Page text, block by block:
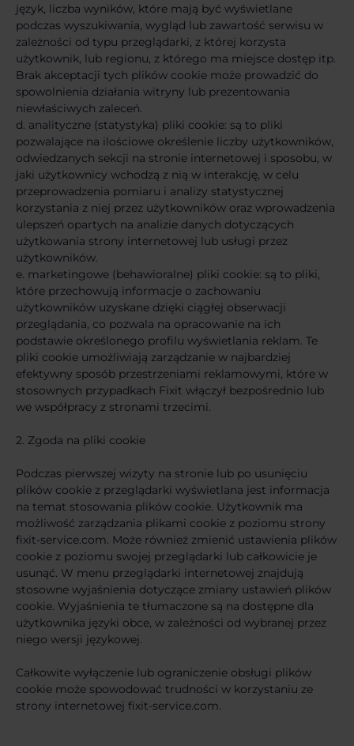
język, liczba wyników, które mają być wyświetlane
podczas wyszukiwania, wygląd lub zawartość serwisu w
zależności od typu przeglądarki, z której korzysta
użytkownik, lub regionu, z którego ma miejsce dostęp itp.
Brak akceptacji tych plików cookie może prowadzić do
spowolnienia działania witryny lub prezentowania
niewłaściwych zaleceń.
d. analityczne (statystyka) pliki cookie: są to pliki
pozwalające na ilościowe określenie liczby użytkowników,
odwiedzanych sekcji na stronie internetowej i sposobu, w
jaki użytkownicy wchodzą z nią w interakcję, w celu
przeprowadzenia pomiaru i analizy statystycznej
korzystania z niej przez użytkowników oraz wprowadzenia
ulepszeń opartych na analizie danych dotyczących
użytkowania strony internetowej lub usługi przez
użytkowników.
e. marketingowe (behawioralne) pliki cookie: są to pliki,
które przechowują informacje o zachowaniu
użytkowników uzyskane dzięki ciągłej obserwacji
przeglądania, co pozwala na opracowanie na ich
podstawie określonego profilu wyświetlania reklam. Te
pliki cookie umożliwiają zarządzanie w najbardziej
efektywny sposób przestrzeniami reklamowymi, które w
stosownych przypadkach Fixit włączył bezpośrednio lub
we współpracy z stronami trzecimi.
2. Zgoda na pliki cookie
Podczas pierwszej wizyty na stronie lub po usunięciu
plików cookie z przeglądarki wyświetlana jest informacja
na temat stosowania plików cookie. Użytkownik ma
możliwość zarządzania plikami cookie z poziomu strony
fixit-service.com. Może również zmienić ustawienia plików
cookie z poziomu swojej przeglądarki lub całkowicie je
usunąć. W menu przeglądarki internetowej znajdują
stosowne wyjaśnienia dotyczące zmiany ustawień plików
cookie. Wyjaśnienia te tłumaczone są na dostępne dla
użytkownika języki obce, w zależności od wybranej przez
niego wersji językowej.
Całkowite wyłączenie lub ograniczenie obsługi plików
cookie może spowodować trudności w korzystaniu ze
strony internetowej fixit-service.com.